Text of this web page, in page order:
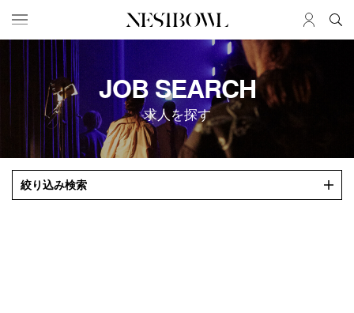
HOME
求人検索
新着求人
ブランド一覧
JOURNAL
JOB SEARCH
求人を探す
絞り込み検索